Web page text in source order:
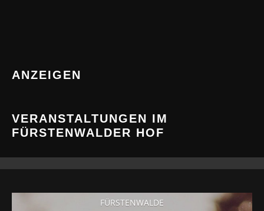
ANZEIGEN
VERANSTALTUNGEN IM
FÜRSTENWALDER HOF
FÜRSTENWALDE